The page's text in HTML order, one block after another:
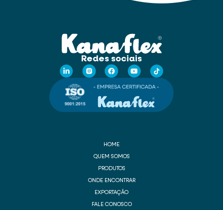
Redes sociais
HOME
QUEM SOMOS
PRODUTOS
ONDE ENCONTRAR
EXPORTAÇÃO
FALE CONOSCO